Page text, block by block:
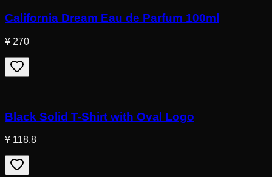
California Dream Eau de Parfum 100ml
¥ 270
Black Solid T-Shirt with Oval Logo
¥ 118.8